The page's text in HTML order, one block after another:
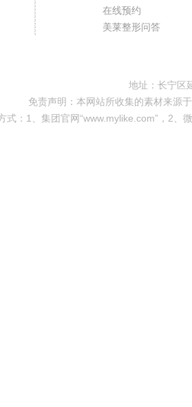
在线预约
美莱整形问答
地址：长宁区
免责声明：本网站所收集的素材来源
式：1、集团官网“www.mylike.com”，2